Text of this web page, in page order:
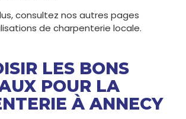
consultez nos autres pages
de charpenterie locale.
LES BONS
POUR LA
À ANNECY